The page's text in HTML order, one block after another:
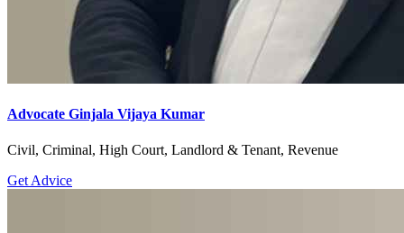
Advocate Ginjala Vijaya Kumar
Civil, Criminal, High Court, Landlord & Tenant, Revenue
Get Advice